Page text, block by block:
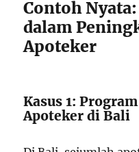
Contoh
dalam
Apoteker
Kasus 1:
Apoteker di Bali